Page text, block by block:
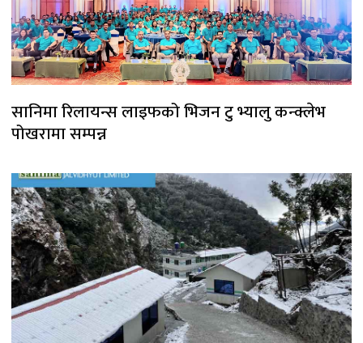
सानिमा रिलायन्स लाइफको भिजन टु भ्यालु कन्क्लेभ
पोखरामा सम्पन्न